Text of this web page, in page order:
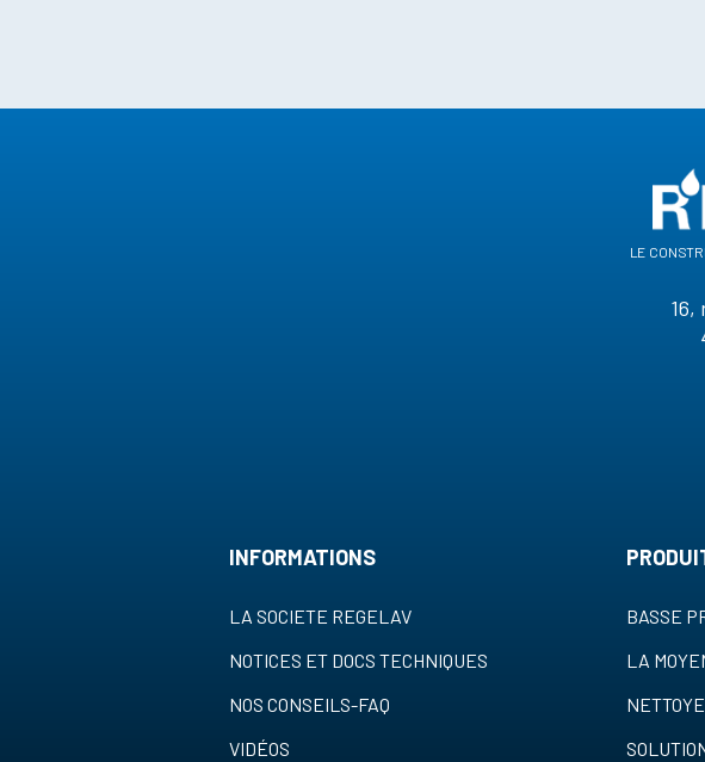
le
16,
INFORMATIONS
LA SOCIETE REGELAV
NOTICES ET DOCS TECHNIQUES
NOS CONSEILS-FAQ
VIDÉOS
BASSE
LA